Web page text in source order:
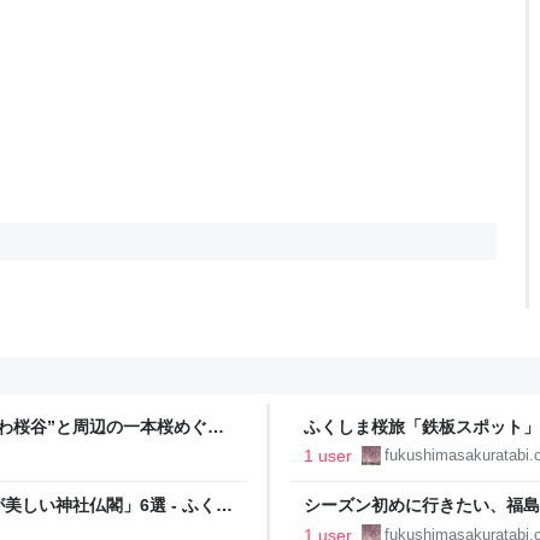
桜谷”と周辺の一本桜めぐり
ふくしま桜旅「鉄板スポット
くしま桜旅
1 user
しい神社仏閣」6選 - ふくし
シーズン初めに行きたい、福
桜旅
1 user